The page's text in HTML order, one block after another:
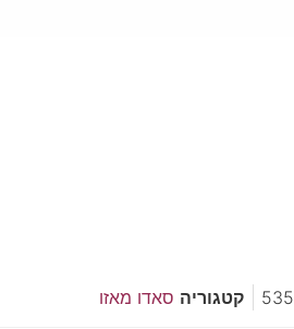
535 קטגוריה סאדו מאזו